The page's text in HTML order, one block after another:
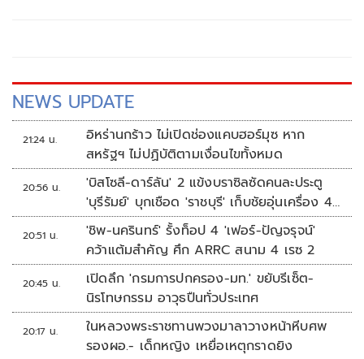
NEWS UPDATE
21:24 น.
อิหร่านกร้าว ไม่เปิดช่องแคบฮอร์มุซ หาก
สหรัฐฯ ไม่ปฏิบัติตามเงื่อนไขทั้งหมด
20:56 น.
'บิสโซลี-ดาร์ลัน' 2 แข้งบราซิลซัดคนละประตู
'บุรีรัมย์' บุกเชือด 'ราชบุรี' เก็บชัยอุ่นเครื่อง 4
นัดรวด
20:51 น.
'ชิพ-นครินทร์' รั้งท็อป 4 'เฟอร์-ปัญจรุจน์'
คว้าแต้มสำคัญ ศึก ARRC สนาม 4 เรซ 2
20:45 น.
เปิดลึก 'กรมการปกครอง-มท.' ขยับรีเซ็ต-
นิรโทษกรรม อาวุธปืนทั่วประเทศ
20:17 น.
ในหลวงพระราชทานพวงมาลาวางหน้าหีบศพ
รองผอ.- เด็กหญิง เหยื่อเหตุกราดยิง